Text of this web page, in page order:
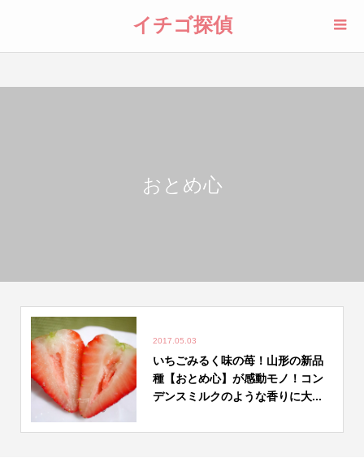
イチゴ探偵
おとめ心
2017.05.03
いちごみるく味の苺！山形の新品
種【おとめ心】が感動モノ！コン
デンスミルクのような香りに大...